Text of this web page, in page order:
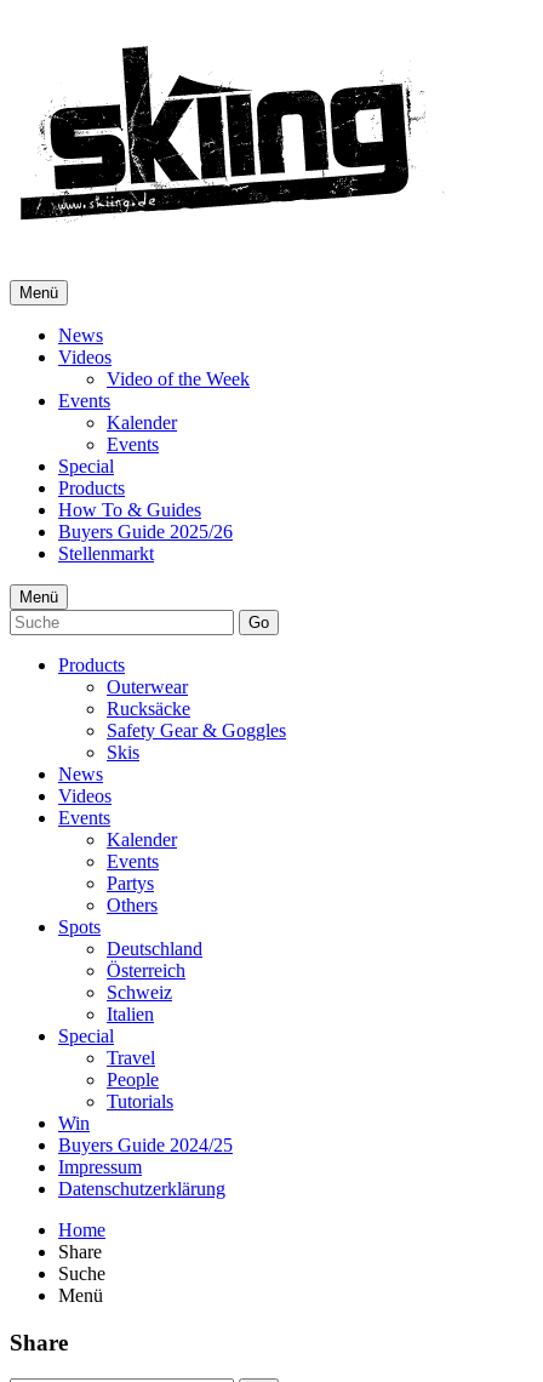
Menü
News
Videos
Video of the Week
Events
Kalender
Events
Special
Products
How To & Guides
Buyers Guide 2025/26
Stellenmarkt
Menü
Go
Products
Outerwear
Rucksäcke
Safety Gear & Goggles
Skis
News
Videos
Events
Kalender
Events
Partys
Others
Spots
Deutschland
Österreich
Schweiz
Italien
Special
Travel
People
Tutorials
Win
Buyers Guide 2024/25
Impressum
Datenschutzerklärung
Home
Share
Suche
Menü
Share